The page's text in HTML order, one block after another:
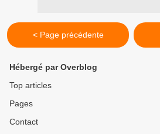
< Page précédente
Hébergé par Overblog
Top articles
Pages
Contact